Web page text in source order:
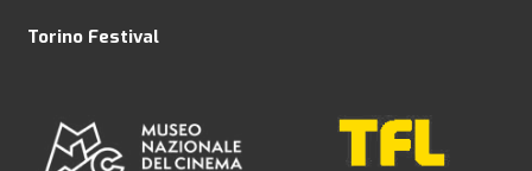
Torino Festival